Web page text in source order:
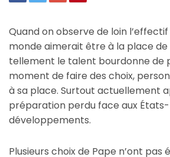
Quand on observe de loin
monde aimerait être à la place de
tellement le talent bourdonne de
moment de faire des choix,
à sa place. Surtout actuellement
préparation perdu face aux
développements.
Plusieurs choix de Pape n’ont pas